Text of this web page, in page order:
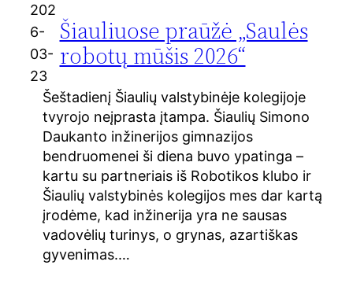
202
6-
03-
23
Šiauliuose praūžė „Saulės
robotų mūšis 2026“
Šeštadienį Šiaulių valstybinėje kolegijoje
tvyrojo neįprasta įtampa. Šiaulių Simono
Daukanto inžinerijos gimnazijos
bendruomenei ši diena buvo ypatinga –
kartu su partneriais iš Robotikos klubo ir
Šiaulių valstybinės kolegijos mes dar kartą
įrodėme, kad inžinerija yra ne sausas
vadovėlių turinys, o grynas, azartiškas
gyvenimas.…